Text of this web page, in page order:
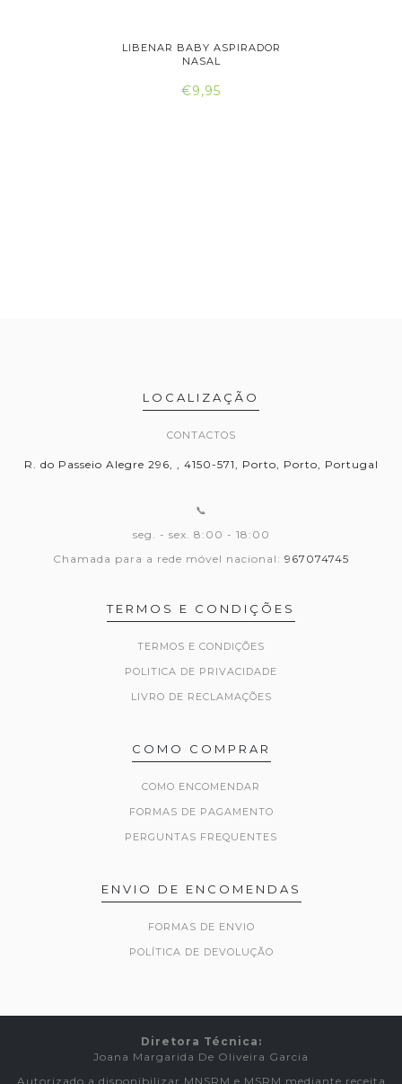
LIBENAR BABY ASPIRADOR
NASAL
€9,95
LOCALIZAÇÃO
CONTACTOS
R. do Passeio Alegre 296, , 4150-571, Porto, Porto, Portugal
📞
seg. - sex. 8:00 - 18:00
Chamada para a rede móvel nacional: 967074745
TERMOS E CONDIÇÕES
TERMOS E CONDIÇÕES
POLITICA DE PRIVACIDADE
LIVRO DE RECLAMAÇÕES
COMO COMPRAR
COMO ENCOMENDAR
FORMAS DE PAGAMENTO
PERGUNTAS FREQUENTES
ENVIO DE ENCOMENDAS
FORMAS DE ENVIO
POLÍTICA DE DEVOLUÇÃO
Diretora Técnica:
Joana Margarida De Oliveira Garcia
Autorizado a disponibilizar MNSRM e MSRM mediante receita